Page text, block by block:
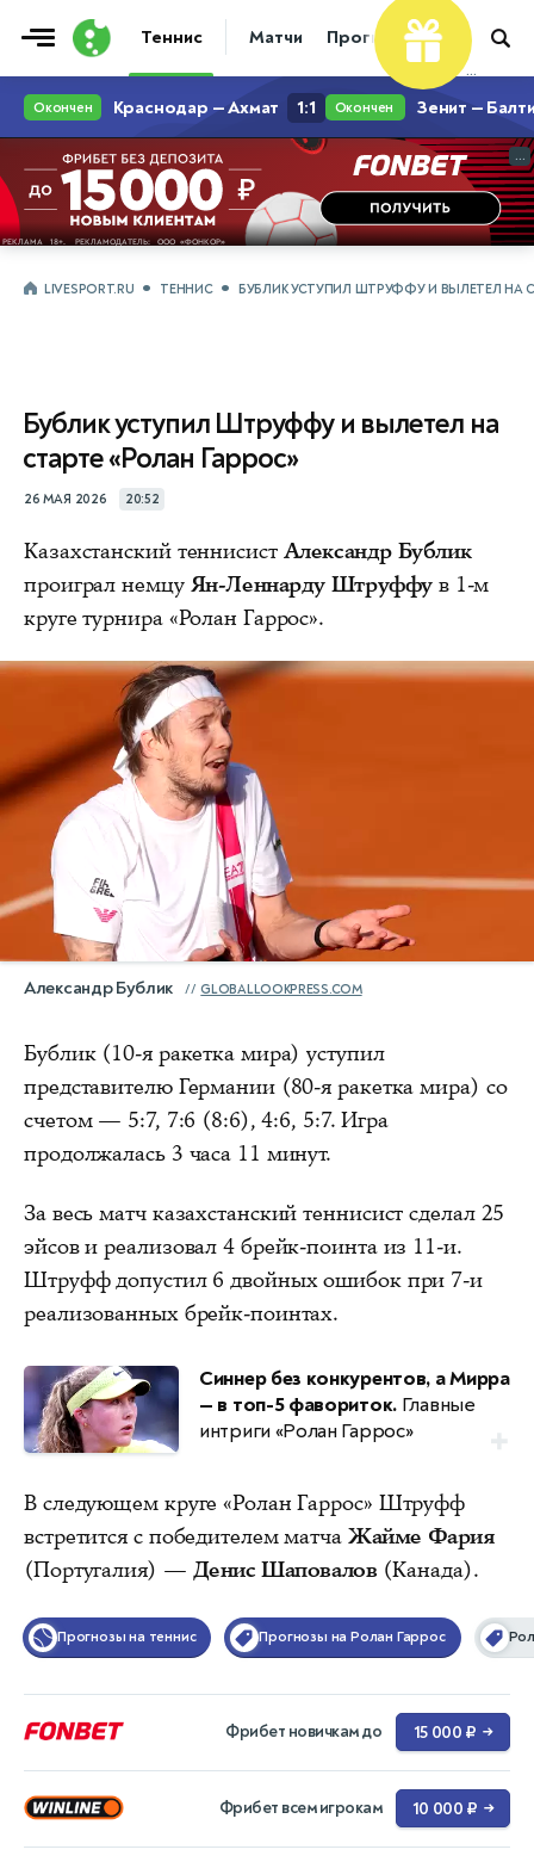
Теннис Матчи Прогнозы Новости
...
...
LIVESPORT.RU ТЕННИС БУБЛИК УСТУПИЛ ШТРУФФУ И ВЫЛЕТЕЛ НА
Бублик уступил Штруффу и вылетел на
старте «Ролан Гаррос»
26 МАЯ 2026 20:52
Казахстанский теннисист Александр Бублик
проиграл немцу Ян-Леннарду Штруффув 1-м
круге турнира «Ролан Гаррос».
Александр Бублик GLOBALLOOKPRESS.COM
Бублик (10-я ракетка мира) уступил
представителю Германии (80-я ракетка мира) со
счетом — 5:7, 7:6 (8:6), 4:6, 5:7. Игра
продолжалась 3 часа 11 минут.
За весь матч казахстанский теннисист сделал 25
эйсов и реализовал 4 брейк-поинта из 11-и.
Штруфф допустил 6 двойных ошибок при 7-и
реализованных брейк-поинтах.
Синнер без конкурентов, а Мирра
— в топ-5 фавориток. Главные
интриги «Ролан Гаррос»
В следующем круге «Ролан Гаррос» Штруфф
встретится с победителем матча Жайме Фария
(Португалия) — Денис Шаповалов (Канада).
Прогнозы на теннис Прогнозы на Ролан Гаррос
Фрибет новичкам до 15 000 ₽ →
Фрибет всем игрокам 10 000 ₽ →